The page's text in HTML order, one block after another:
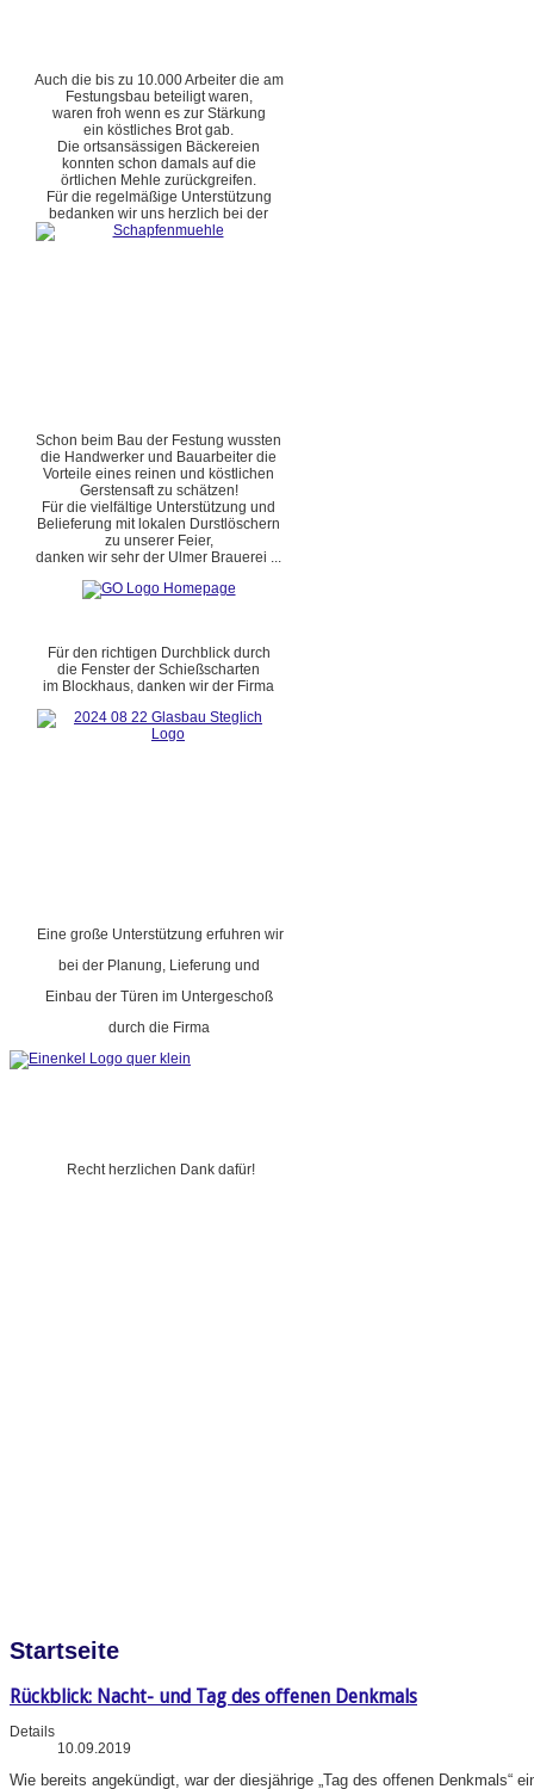
Auch die bis zu 10.000 Arbeiter die am
Festungsbau beteiligt waren,
waren froh wenn es zur Stärkung
ein köstliches Brot gab.
Die ortsansässigen Bäckereien
konnten schon damals auf die
örtlichen Mehle zurückgreifen.
Für die regelmäßige Unterstützung
bedanken wir uns herzlich bei der
Schon beim Bau der Festung wussten
die Handwerker und Bauarbeiter die
Vorteile eines reinen und köstlichen
Gerstensaft zu schätzen!
Für die vielfältige Unterstützung und
Belieferung mit lokalen Durstlöschern
zu unserer Feier,
danken wir sehr der Ulmer Brauerei ...
Für den richtigen Durchblick durch
die Fenster der Schießscharten
im Blockhaus, danken wir der Firma
Eine große Unterstützung erfuhren wir
bei der Planung, Lieferung und
Einbau der Türen im Untergeschoß
durch die Firma
Recht herzlichen Dank dafür!
Startseite
Rückblick: Nacht- und Tag des offenen Denkmals
Details
10.09.2019
Wie bereits angekündigt, war der diesjährige „Tag des offenen Denkmals“